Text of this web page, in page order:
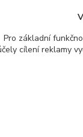
Pro základní
cílení reklamy